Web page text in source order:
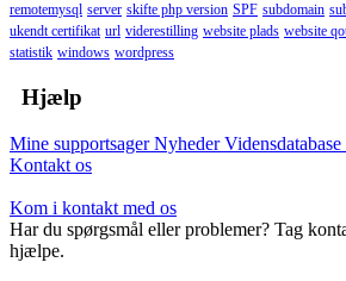
remotemysql server skifte php version SPF subdomain
ukendt certifikat url viderestilling website plads website
statistik windows wordpress
Hjælp
Mine supportsagerNyhederVidensdatabase
Kontakt os
Kom i kontakt med os
Har du spørgsmål eller problemer? Tag
hjælpe.